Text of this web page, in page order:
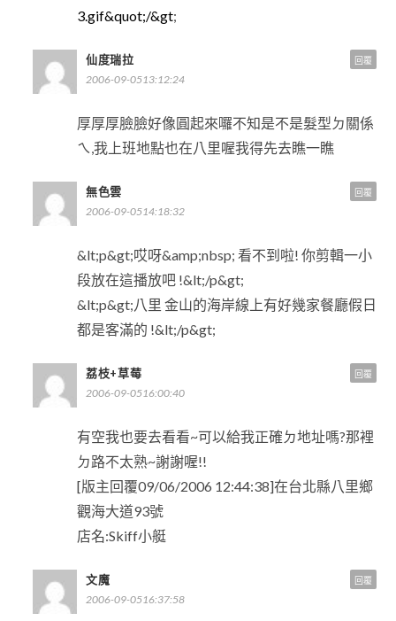
3.gif&quot;/&gt;
仙度瑞拉
2006-09-0513:12:24
厚厚厚臉臉好像圓起來囉不知是不是髮型ㄉ關係
ㄟ,我上班地點也在八里喔我得先去瞧一瞧
回覆
無色雲
2006-09-0514:18:32
&lt;p&gt;哎呀&amp;nbsp; 看不到啦! 你剪輯一小
段放在這播放吧 !&lt;/p&gt;
&lt;p&gt;八里 金山的海岸線上有好幾家餐廳假日
都是客滿的 !&lt;/p&gt;
回覆
荔枝+草莓
2006-09-0516:00:40
有空我也要去看看~可以給我正確ㄉ地址嗎?那裡
ㄉ路不太熟~謝謝喔!!
[版主回覆09/06/2006 12:44:38]在台北縣八里鄉
觀海大道93號
店名:Skiff小艇
回覆
文魔
2006-09-0516:37:58
回覆